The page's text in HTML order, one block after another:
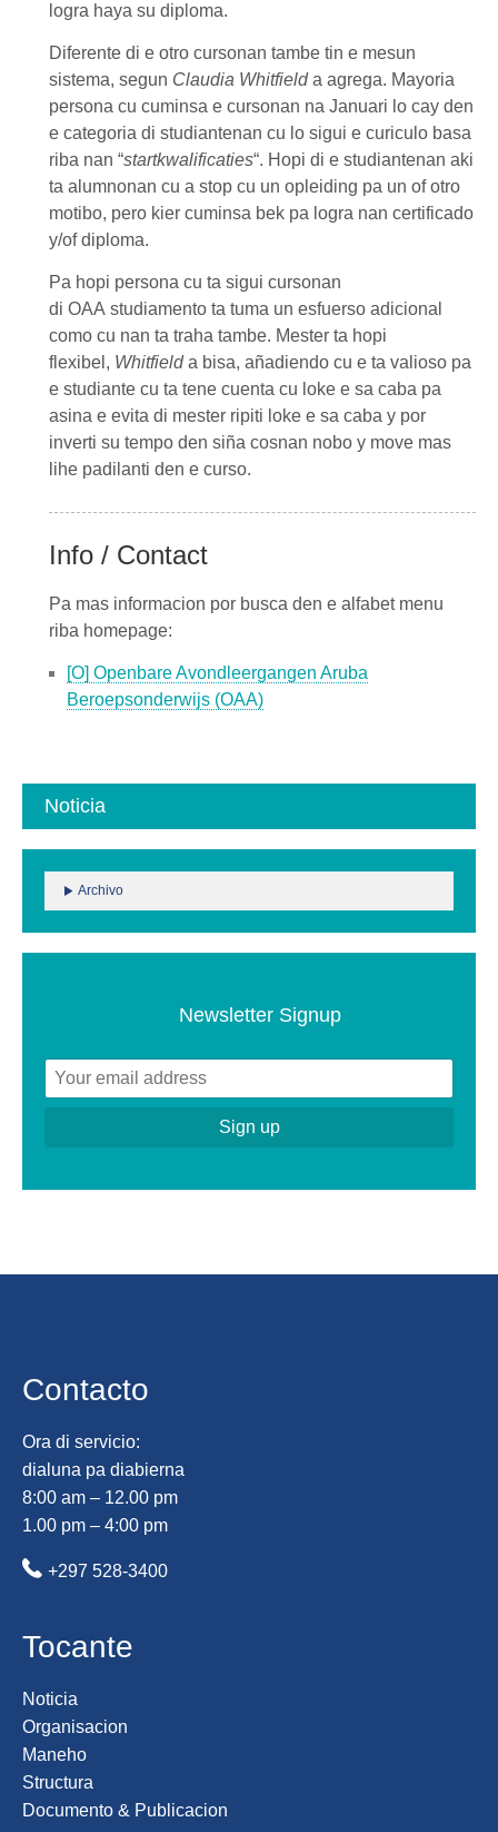
logra haya su diploma.
Diferente di e otro cursonan tambe tin e mesun
sistema, segun Claudia Whitfield a agrega. Mayoria
persona cu cuminsa e cursonan na Januari lo cay den
e categoria di studiantenan cu lo sigui e curiculo basa
riba nan “startkwalificaties“. Hopi di e studiantenan aki
ta alumnonan cu a stop cu un opleiding pa un of otro
motibo, pero kier cuminsa bek pa logra nan certificado
y/of diploma.
Pa hopi persona cu ta sigui cursonan
di OAA studiamento ta tuma un esfuerso adicional
como cu nan ta traha tambe. Mester ta hopi
flexibel, Whitfielda bisa, añadiendo cu e ta valioso pa
e studiante cu ta tene cuenta cu loke e sa caba pa
asina e evita di mester ripiti loke e sa caba y por
inverti su tempo den siña cosnan nobo y move mas
lihe padilanti den e curso.
Info / Contact
Pa mas informacion por busca den e alfabet menu
riba homepage:
[O] Openbare Avondleergangen Aruba
Beroepsonderwijs (OAA)
Noticia
Archivo
Newsletter Signup
Contacto
Ora di servicio:
dialuna pa diabierna
8:00 am – 12.00 pm
1.00 pm – 4:00 pm
+297 528-3400
Tocante
Noticia
Organisacion
Maneho
Structura
Documento & Publicacion